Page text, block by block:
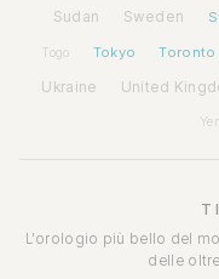
Sudan Sweden
Togo Tokyo Toronto
Ukraine United
L'orologio più bello del
delle